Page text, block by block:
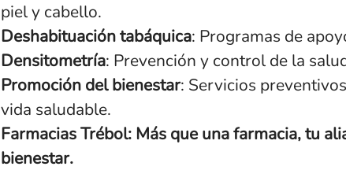
piel y cabello.
Deshabituación tabáquica: Programas de
Densitometría: Prevención y control de la
Promoción del bienestar: Servicios
vida saludable.
Farmacias Trébol: Más que una farmacia, tu
bienestar.